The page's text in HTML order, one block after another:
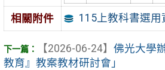
相關附件 115上教科書選用
【2026-06-24】 佛光大學
教育』教案教材研討會」